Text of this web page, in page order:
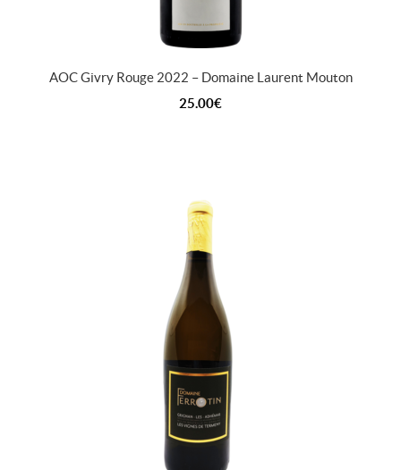
AOC Givry Rouge 2022 – Domaine Laurent Mouton
25.00€